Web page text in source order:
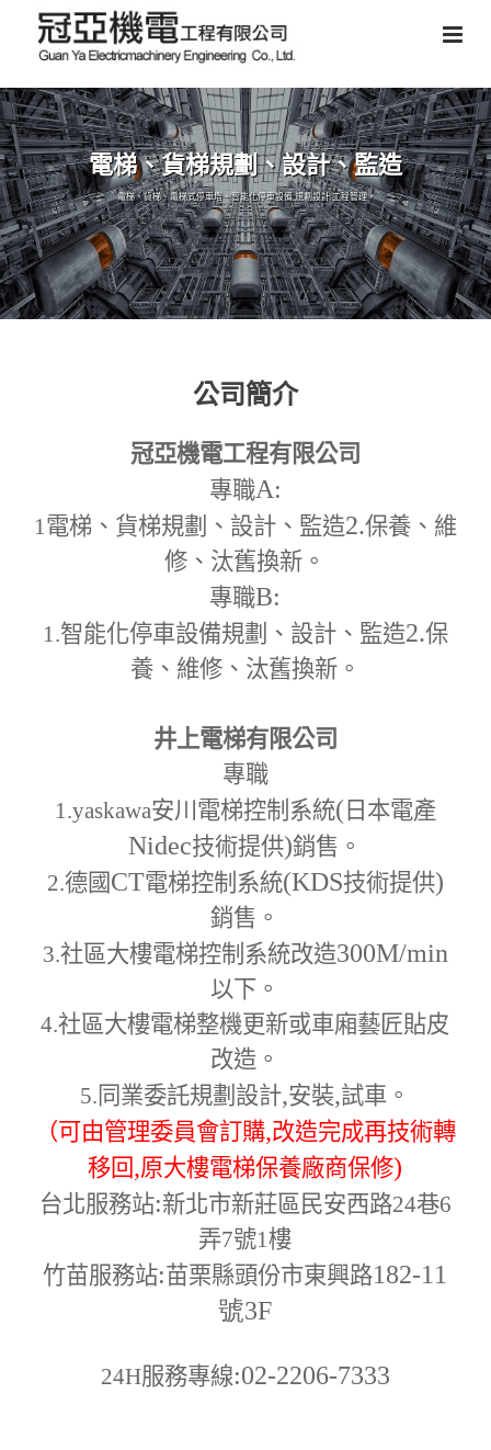
電梯、貨梯規劃、設計、監造
電梯、貨梯、電梯式停車塔、智能化停車設備,規劃設計,工程管理。
公司簡介
冠亞機電工程有限公司
專職A:
1電梯、貨梯規劃、設計、監造2.保養、維
修、汰舊換新。
專職B:
1.智能化停車設備規劃、設計、監造2.保
養、維修、汰舊換新。
井上電梯有限公司
專職
1.yaskawa安川電梯控制系統( 日本電產
Nidec技術提供)銷售。
2.德國 CT電梯控制系統(KDS技術提供)
銷售。
3.社區大樓電梯控制系統改造300M/min
以下。
4.社區大樓電梯整機更新或車廂藝匠貼皮
改造。
5. 同業委託規劃設計,安裝,試車。
（可由管理委員會訂購,改造完成再技術轉
移回,原大樓電梯保養廠商保修)
台北服務站:新北市新莊區民安西路24巷6
弄7號1樓
竹苗服務站:苗栗縣頭份市東興路182-11
號3F
24H服務專線:02-2206-7333